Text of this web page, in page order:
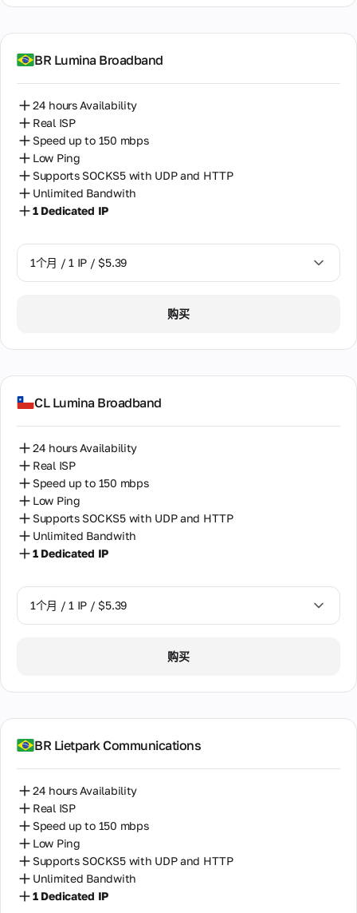
BR Lumina Broadband
24 hours Availability
Real ISP
Speed up to 150 mbps
Low Ping
Supports SOCKS5 with UDP and HTTP
Unlimited Bandwith
1 Dedicated IP
1个月 / 1 IP / $5.39
购买
CL Lumina Broadband
24 hours Availability
Real ISP
Speed up to 150 mbps
Low Ping
Supports SOCKS5 with UDP and HTTP
Unlimited Bandwith
1 Dedicated IP
1个月 / 1 IP / $5.39
购买
BR Lietpark Communications
24 hours Availability
Real ISP
Speed up to 150 mbps
Low Ping
Supports SOCKS5 with UDP and HTTP
Unlimited Bandwith
1 Dedicated IP